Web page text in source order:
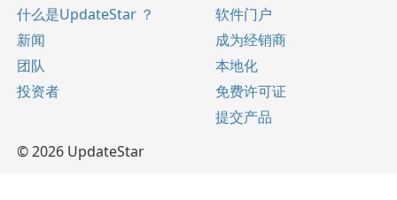
什么是UpdateStar ？
新闻
团队
投资者
软件门户
成为经销商
本地化
免费许可证
提交产品
© 2026 UpdateStar